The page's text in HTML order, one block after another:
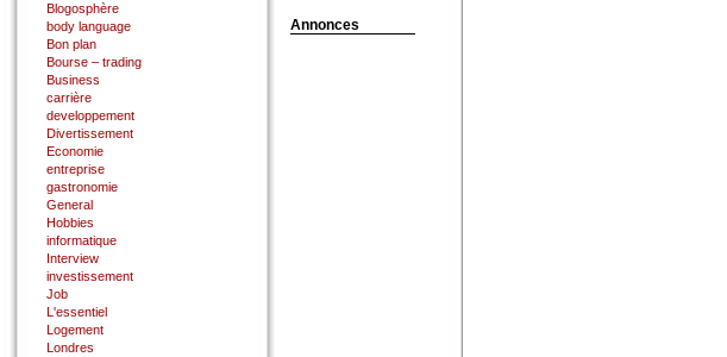
Blogosphère
body language
Bon plan
Bourse – trading
Business
carrière
developpement
Divertissement
Economie
entreprise
gastronomie
General
Hobbies
informatique
Interview
investissement
Job
L'essentiel
Logement
Londres
Annonces